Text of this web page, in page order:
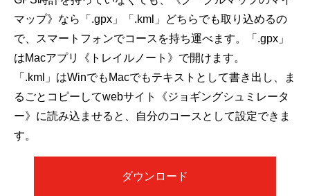
マップ》なら「.gpx」「.kml」どちらでも取り込めるの
で、スマートフォンでコースを持ち運べます。「.gpx」
はMacアプリ《トレイルノート》で開けます。
「.kml」はWinでもMacでもテキストとして書き出し、ま
るごとコピーしてwebサイト《ジョギングシュミレータ
ー》に読み込ませると、自分のコースとして設定できま
す。
ダウンロード